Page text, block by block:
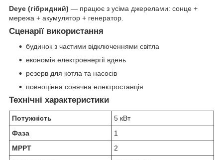
Deye (гібридний) — працює з усіма джерелами: сонце +
мережа + акумулятор + генератор.
Сценарії використання
будинок з частими відключеннями світла
економія електроенергії вдень
резерв для котла та насосів
повноцінна сонячна електростанція
Технічні характеристики
Потужність
5 кВт
Фаза
1
MPPT
2